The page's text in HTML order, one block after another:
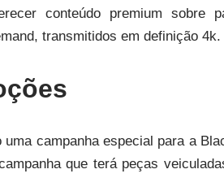
conteúdo premium sobre
transmitidos em definição 4k.
campanha especial para a
que terá peças